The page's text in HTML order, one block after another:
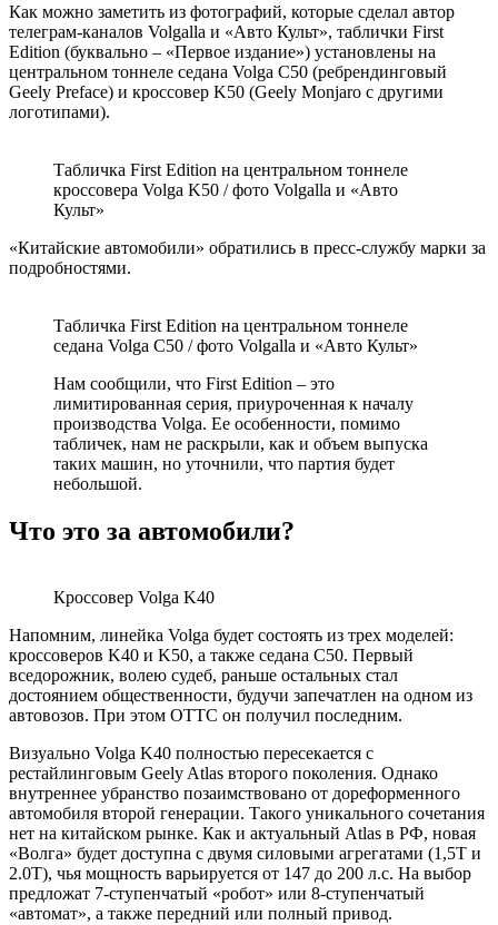
Как можно заметить из фотографий, которые сделал автор
телеграм-каналов Volgalla и «Авто Культ», таблички First
Edition (буквально – «Первое издание») установлены на
центральном тоннеле седана Volga C50 (ребрендинговый
Geely Preface) и кроссовер K50 (Geely Monjaro с другими
логотипами).
Табличка First Edition на центральном тоннеле
кроссовера Volga K50 / фото Volgalla и «Авто
Культ»
«Китайские автомобили» обратились в пресс-службу марки за
подробностями.
Табличка First Edition на центральном тоннеле
седана Volga C50 / фото Volgalla и «Авто Культ»
Нам сообщили, что First Edition – это
лимитированная серия, приуроченная к началу
производства Volga. Ее особенности, помимо
табличек, нам не раскрыли, как и объем выпуска
таких машин, но уточнили, что партия будет
небольшой.
Что это за автомобили?
Кроссовер Volga K40
Напомним, линейка Volga будет состоять из трех моделей:
кроссоверов K40 и K50, а также седана C50. Первый
вседорожник, волею судеб, раньше остальных стал
достоянием общественности, будучи запечатлен на одном из
автовозов. При этом ОТТС он получил последним.
Визуально Volga K40 полностью пересекается с
рестайлинговым Geely Atlas второго поколения. Однако
внутреннее убранство позаимствовано от дореформенного
автомобиля второй генерации. Такого уникального сочетания
нет на китайском рынке. Как и актуальный Atlas в РФ, новая
«Волга» будет доступна с двумя силовыми агрегатами (1,5Т и
2.0Т), чья мощность варьируется от 147 до 200 л.с. На выбор
предложат 7-ступенчатый «робот» или 8-ступенчатый
«автомат», а также передний или полный привод.